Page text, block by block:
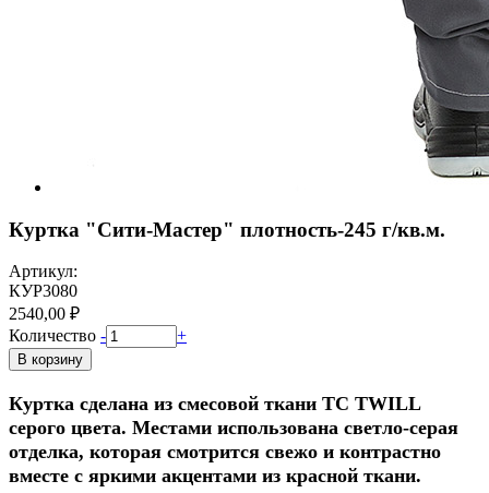
Куртка "Сити-Мастер" плотность-245 г/кв.м.
Артикул:
КУР3080
2540,00 ₽
Количество - +
В корзину
Куртка сделана из смесовой ткани TC TWILL
серого цвета. Местами использована светло-серая
отделка, которая смотрится свежо и контрастно
вместе с яркими акцентами из красной ткани.